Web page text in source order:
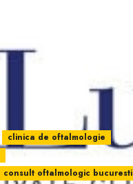
clinica de oftalmologie
consult oftalmologic bucuresti